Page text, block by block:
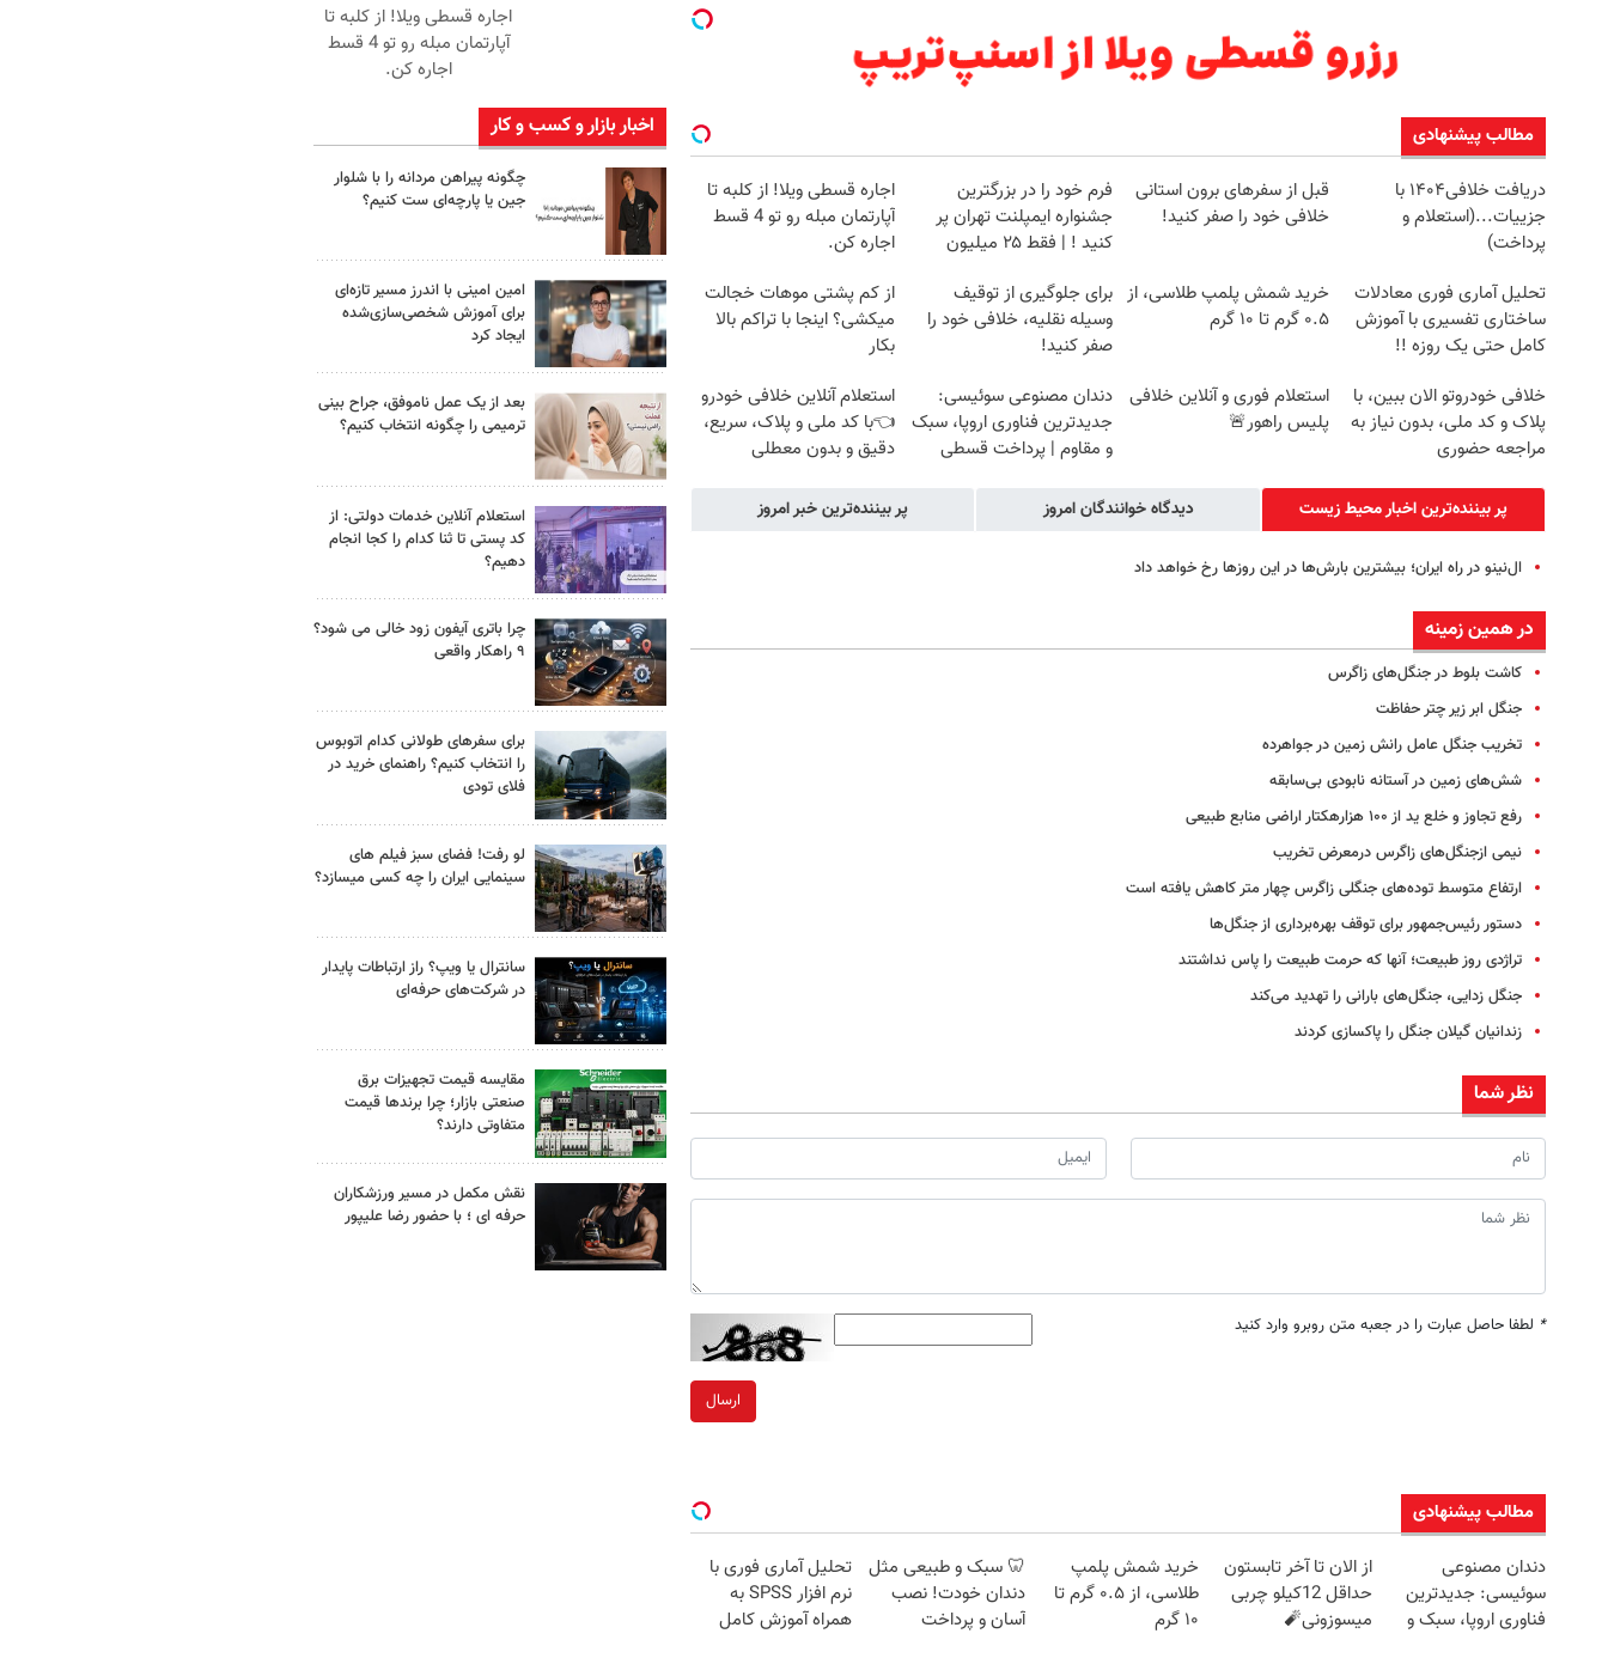
مطالب پیشنهادی
دریافت خلافی۱۴۰۴ با
جزییات...(استعلام و
پرداخت)
قبل از سفرهای برون استانی
خلافی خود را صفر کنید!
فرم خود را در بزرگترین
جشنواره ایمپلنت تهران پر
کنید ! | فقط ۲۵ میلیون
اجاره‌ قسطی ویلا! از کلبه تا
آپارتمان مبله رو تو 4 قسط
اجاره کن.
تحلیل آماری فوری معادلات
ساختاری تفسیری با آموزش
کامل حتی یک روزه !!
خرید شمش پلمپ طلاسی، از
۰.۵ گرم تا ۱۰ گرم
برای جلوگیری از توقیف
وسیله نقلیه، خلافی خود را
صفر کنید!
از کم پشتی موهات خجالت
میکشی؟ اینجا با تراکم بالا
بکار
خلافی خودروتو الان ببین، با
پلاک و کد ملی، بدون نیاز به
مراجعه حضوری
استعلام فوری و آنلاین خلافی
پلیس راهور🚨
دندان مصنوعی سوئیسی:
جدیدترین فناوری اروپا، سبک
و مقاوم | پرداخت قسطی
استعلام آنلاین خلافی خودرو
👈با کد ملی و پلاک، سریع،
دقیق و بدون معطلی
پر بیننده‌ترین اخبار محیط زیست دیدگاه خوانندگان امروز پر بیننده‌ترین خبر امروز
ال‌نینو در راه ایران؛ بیشترین بارش‌ها در این روزها رخ خواهد داد
در همین زمینه
کاشت بلوط در جنگل‌های زاگرس
جنگل ابر زیر چتر حفاظت
تخریب جنگل عامل رانش زمین در جواهرده
شش‌های زمین در آستانه نابودی بی‌سابقه
رفع تجاوز و خلع ید از ۱۰۰ هزارهکتار اراضی منابع طبیعی
نیمی ازجنگل‌های زاگرس درمعرض تخریب
ارتفاع متوسط توده‌های جنگلی زاگرس چهار متر کاهش یافته است
دستور رئیس‌جمهور برای توقف بهره‌برداری از جنگل‌ها
تراژدی روز طبیعت؛ آنها که حرمت طبیعت را پاس نداشتند
جنگل زدایی، جنگل‌های بارانی را تهدید می‌کند
زندانیان گیلان جنگل را پاکسازی کردند
نظر شما
* لطفا حاصل عبارت را در جعبه متن روبرو وارد کنید
ارسال
مطالب پیشنهادی
دندان مصنوعی
سوئیسی: جدیدترین
فناوری اروپا، سبک و
از الان تا آخر تابستون
حداقل 12کیلو چربی
میسوزونی🧨
خرید شمش پلمپ
طلاسی، از ۰.۵ گرم تا
۱۰ گرم
🦷 سبک و طبیعی مثل
دندان خودت! نصب
آسان و پرداخت
تحلیل آماری فوری با
نرم افزار SPSS به
همراه آموزش کامل
اجاره‌ قسطی ویلا! از کلبه تا
آپارتمان مبله رو تو 4 قسط
اجاره کن.
اخبار بازار و کسب و کار
چگونه پیراهن مردانه را با شلوار
جین یا پارچه‌ای ست کنیم؟
امین امینی با اندرز مسیر تازه‌ای
برای آموزش شخصی‌سازی‌شده
ایجاد کرد
بعد از یک عمل ناموفق، جراح بینی
ترمیمی را چگونه انتخاب کنیم؟
استعلام آنلاین خدمات دولتی: از
کد پستی تا ثنا کدام را کجا انجام
دهیم؟
چرا باتری آیفون زود خالی می شود؟
۹ راهکار واقعی
برای سفرهای طولانی کدام اتوبوس
را انتخاب کنیم؟ راهنمای خرید در
فلای تودی
لو رفت! فضای سبز فیلم های
سینمایی ایران را چه کسی میسازد؟
سانترال یا ویپ؟ راز ارتباطات پایدار
در شرکت‌های حرفه‌ای
مقایسه قیمت تجهیزات برق
صنعتی بازار؛ چرا برندها قیمت
متفاوتی دارند؟
نقش مکمل در مسیر ورزشکاران
حرفه ای ؛ با حضور رضا علیپور